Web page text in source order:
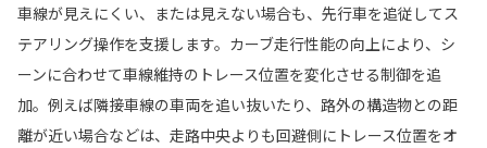
車線が見えにくい、または見えない場合も、先行車を追従してス
テアリング操作を支援します。カーブ走行性能の向上により、シ
ーンに合わせて車線維持のトレース位置を変化させる制御を追
加。例えば隣接車線の車両を追い抜いたり、路外の構造物との距
離が近い場合などは、走路中央よりも回避側にトレース位置をオ